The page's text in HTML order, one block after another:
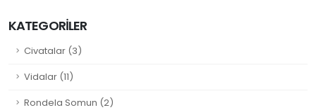
KATEGORILER
Civatalar (3)
Vidalar (11)
Rondela Somun (2)